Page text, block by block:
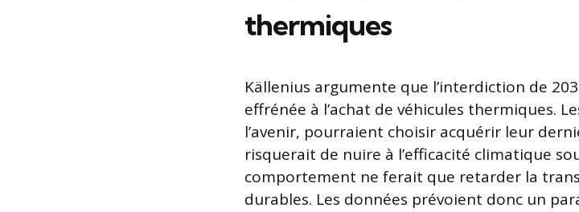
thermiques
Källenius argumente que l’interdiction de
effrénée à l’achat de véhicules thermiques.
l’avenir, pourraient choisir acquérir leur
risquerait de nuire à l’efficacité climatique
comportement ne ferait que retarder la
durables. Les données prévoient donc un